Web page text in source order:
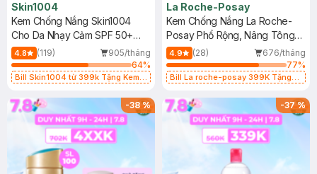
Skin1004
Kem Chống Nắng Skin1004
Cho Da Nhạy Cảm SPF 50+
50ml
4.8 (119)
905/tháng
64%
Bill Skin1004 từ 399k Tặng Kem
SPF 50+ 20ml (SL Có Hạn)
La Roche-Posay
Kem Chống Nắng La Roche-
Posay Phổ Rộng, Nâng Tông
Kiềm Dầu 50ml
4.9 (28)
676/tháng
77%
Bill La roche-posay 399K Tặng
(SL có hạn)
-38% -37%